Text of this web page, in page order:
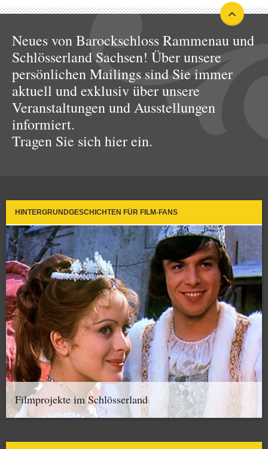
Neues von Barockschloss Rammenau und
Schlösserland Sachsen! Über unsere
persönlichen Mailings sind Sie immer
aktuell und exklusiv über unsere
Veranstaltungen und Ausstellungen
informiert.
Tragen Sie sich hier ein.
HINTERGRUNDGESCHICHTEN FÜR FILM-FANS
Filmprojekte im Schlösserland